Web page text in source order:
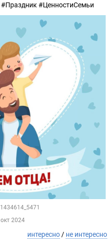
#ЦенностиСемьи
2024
интересно / не интересно